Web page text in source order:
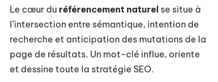
Le cœur du référencement naturel se situe à
l’intersection entre sémantique, intention de
recherche et anticipation des mutations de la
page de résultats. Un mot-clé influe, oriente
et dessine toute la stratégie SEO.